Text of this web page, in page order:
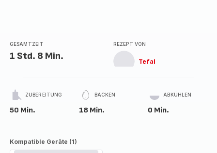
GESAMTZEIT
1 Std. 8 Min.
REZEPT VON
Tefal
ZUBEREITUNG
50 Min.
BACKEN
18 Min.
ABKÜHLEN
0 Min.
Kompatible Geräte (1)